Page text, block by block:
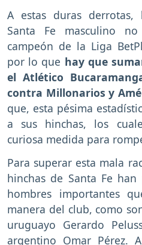
A estas duras
Santa Fe masculino
campeón de la Liga
por lo que hay que
el Atlético
contra Millonarios y
que, esta pésima
a sus hinchas, los
curiosa medida para
Para superar esta mala
hinchas de Santa Fe
hombres importantes
manera del club, como
uruguayo Gerardo
argentino Omar Pérez.